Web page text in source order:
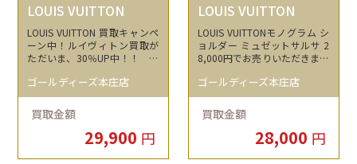
LOUIS VUITTON
LOUIS VUITTON 買取キャンペ
ーン中！ルイヴィトン買取が
ただいま、30％UP中！！ ミ
の商品、29900円でお買取い
たしました！
ゴールディーズ本庄店
買取金額
29,900 円
LOUIS VUITTON
LOUIS VUITTONモノグラム シ
ョルダー ミュゼットサルサ 2
8,000円でお売りいただきまし
ゴールディーズ本庄店
買取金額
28,000 円